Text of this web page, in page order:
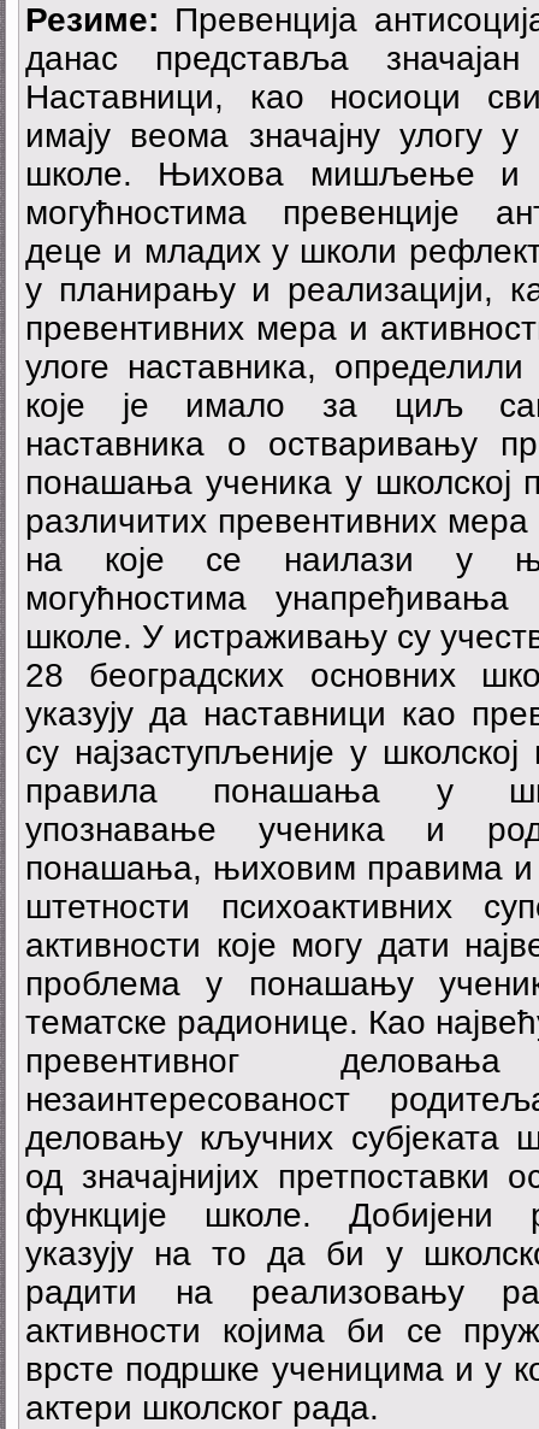
Резиме: Превенција
данас представља
Наставници, као носиоци
имају веома значајну улогу
школе. Њихова мишљење и
могућностима превенције
деце и младих у школи
у планирању и реализацији,
превентивних мера и
улоге наставника,
које је имало за циљ
наставника о остваривању
понашања ученика у школској
различитих превентивних
на које се наилази у
могућностима унапређивања
школе. У истраживању су
28 београдских основних
указују да наставници као
су најзаступљеније у
правила понашања у
упознавање ученика и
понашања, њиховим правима
штетности психоактивних
активности које могу дати
проблема у понашању
тематске радионице. Као
превентивног
незаинтересованост
деловању кључних субјеката
од значајнијих претпоставки
функције школе. Добијени
указују на то да би у
радити на реализовању
активности којима би се
врсте подршке ученицима и у
актери школског рада.